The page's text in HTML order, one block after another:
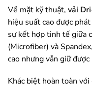
Về mặt kỹ thuật, vải
hiệu suất cao được
sự kết hợp tinh tế giữa
(Microfiber) và
cao nhưng vẫn giữ
Khác biệt hoàn toàn